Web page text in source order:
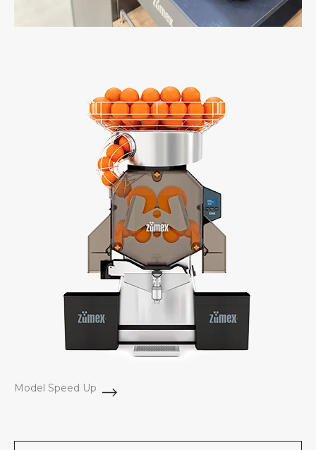
Model Speed Up